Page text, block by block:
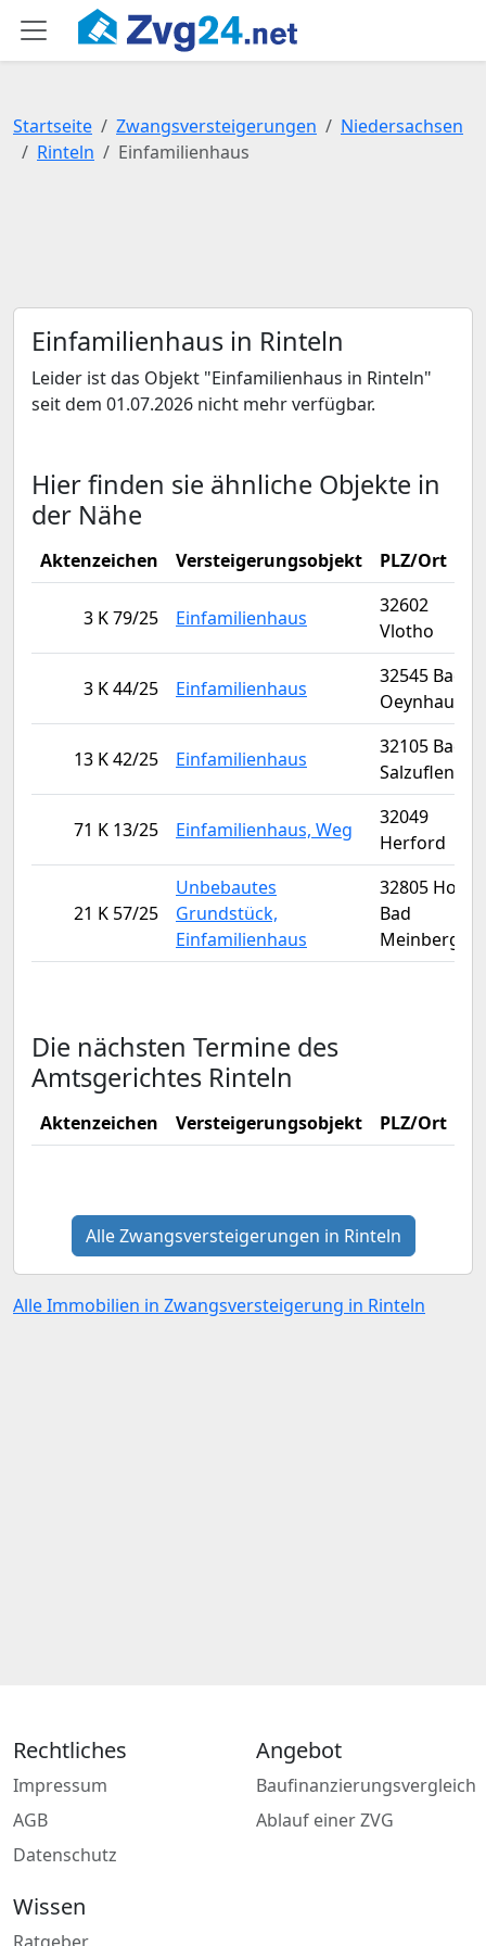
Startseite Zwangsversteigerungen
Niedersachsen
Rinteln
Einfamilienhaus
Einfamilienhaus in Rinteln
Leider ist das Objekt "Einfamilienhaus in Rinteln"
seit dem 01.07.2026 nicht mehr verfügbar.
Hier finden sie ähnliche Objekte in
der Nähe
Aktenzeichen Versteigerungsobjekt PLZ/Ort
3 K 79/25 Einfamilienhaus
32602
Vlotho
3 K 44/25 Einfamilienhaus
32545 Bad
Oeynhausen
13 K 42/25 Einfamilienhaus
32105 Bad
Salzuflen
71 K 13/25 Einfamilienhaus, Weg
32049
Herford
21 K 57/25
Unbebautes
Grundstück,
Einfamilienhaus
32805 Horn-
Bad
Meinberg
Die nächsten Termine des
Amtsgerichtes Rinteln
Aktenzeichen Versteigerungsobjekt PLZ/Ort
Alle Zwangsversteigerungen in Rinteln
Alle Immobilien in Zwangsversteigerung in Rinteln
Rechtliches
Impressum
AGB
Datenschutz
Angebot
Baufinanzierungsvergleich
Ablauf einer ZVG
Wissen